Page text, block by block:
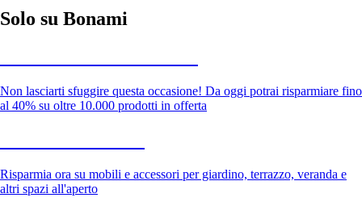
Solo su Bonami
Non lasciarti sfuggire questa occasione! Da oggi potrai risparmiare fino
al 40% su oltre 10.000 prodotti in offerta
Risparmia ora su mobili e accessori per giardino, terrazzo, veranda e
altri spazi all'aperto